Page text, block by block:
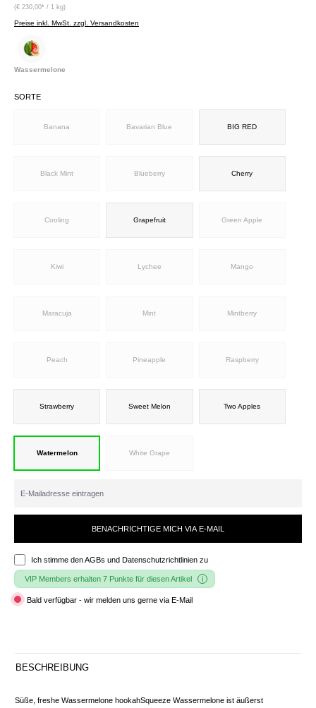
(€ 230,00* / 1 kg)
Preise inkl. MwSt. zzgl. Versandkosten
Wassermelone
SORTE
Banana Bavarian Blue BIG RED
Black Mint Blueberry Cherry
Cooling Grapefruit Green Apple
Kiwi Lychee Mango
Maracuja Mint Mintberry
Peach Pineapple Raspberry
Strawberry Sweet Melon Two Apples
Watermelon White Grape
BENACHRICHTIGE MICH VIA E-MAIL
Ich stimme denAGBs und Datenschutzrichtlinien zu
VIP Members erhalten 7 Punkte für diesen Artikel
Bald verfügbar - wir melden uns gerne via E-Mail
BESCHREIBUNG
Süße, freshe Wassermelone hookahSqueeze Wassermelone ist äußerst